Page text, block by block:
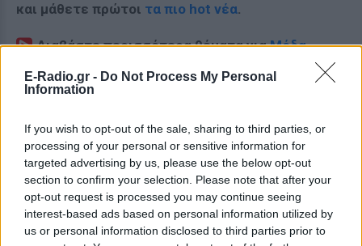
E-Radio.gr - Do Not Process My Personal
Information
If you wish to opt-out of the sale, sharing to third parties, or
processing of your personal or sensitive information for
targeted advertising by us, please use the below opt-out
section to confirm your selection. Please note that after your
opt-out request is processed you may continue seeing
interest-based ads based on personal information utilized by
us or personal information disclosed to third parties prior to
και μάθετε πρώτοι τα πιο hot νέα.
Διαβάστε περισσότερα θέματα γιαΜόδα,
στο νέο
Pink.gr!
Ακολουθήστε το E-Radio.gr και στο Instagram
ΔΙΑΦΗΜΙΣΗ